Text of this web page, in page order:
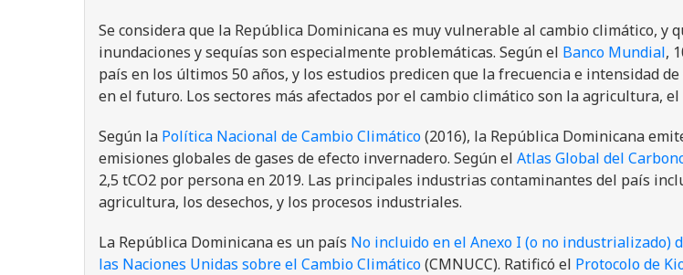
Se considera que la República Dominicana es muy vulnerable al cambio climático, y
inundaciones y sequías son especialmente problemáticas. Según el Banco Mundial,
país en los últimos 50 años, y los estudios predicen que la frecuencia e intensidad
en el futuro. Los sectores más afectados por el cambio climático son la agricultura,
Según la Política Nacional de Cambio Climático(2016), la República Dominicana
emisiones globales de gases de efecto invernadero. Según el Atlas Global del
2,5 tCO2 por persona en 2019. Las principales industrias contaminantes del país
agricultura, los desechos, y los procesos industriales.
La República Dominicana es un país No incluido en el Anexo I (o no industrializado)
las Naciones Unidas sobre el Cambio Climático(CMNUCC). Ratificó el Protocolo de